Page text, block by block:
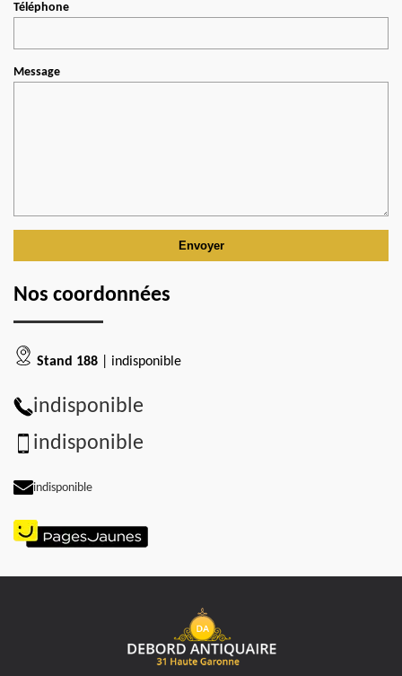
Téléphone
Message
Nos coordonnées
Stand 188 | indisponible
indisponible
indisponible
indisponible